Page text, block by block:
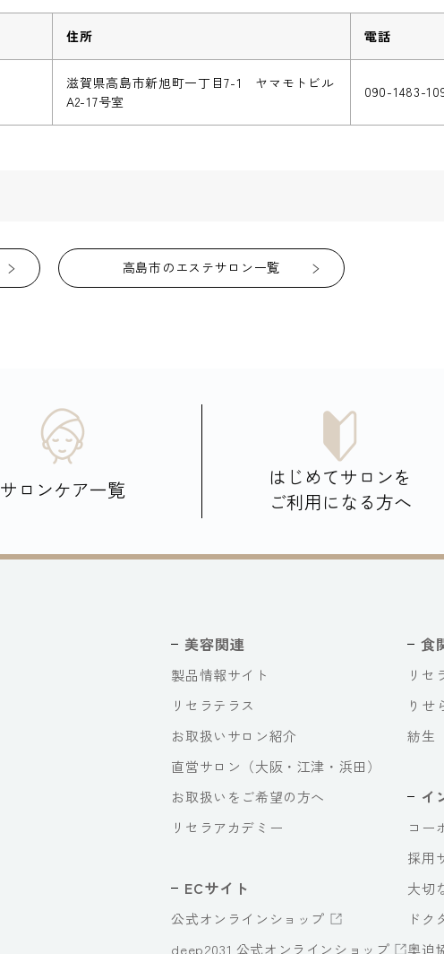
住所 電話
滋賀県高島市新旭町一丁目7-1 ヤマモトビル
A2-17号室
090-1483-
高島市のエステサロン一覧
サロンケア一覧
はじめてサロンを
ご利用になる方へ
美容関連
製品情報サイト
リセラテラス
お取扱いサロン紹介
直営サロン（大阪・江津・浜田）
お取扱いをご希望の方へ
リセラアカデミー
ECサイト
公式オンラインショップ
deep2031 公式オンラインショップ
食
リセ
りせ
紡生
イ
コー
採用
大切
ドク
奥迫